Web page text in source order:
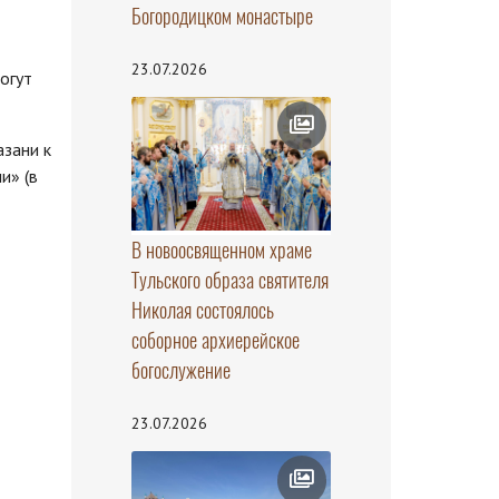
к
(в
Богородицком монастыре
23.07.2026
В новоосвященном храме
Тульского образа святителя
Николая состоялось
соборное архиерейское
богослужение
23.07.2026